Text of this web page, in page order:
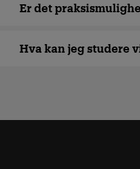
Er det
Hva kan jeg studere